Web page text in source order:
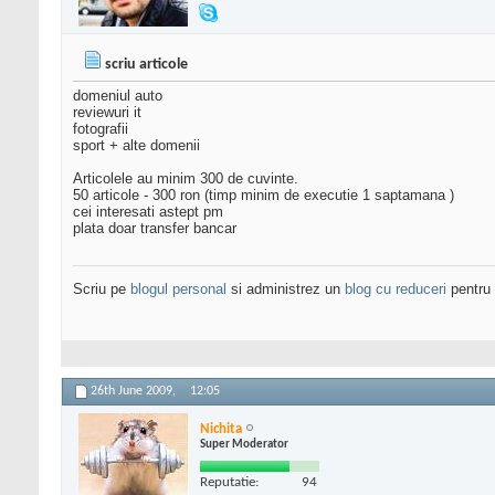
scriu articole
domeniul auto
reviewuri it
fotografii
sport + alte domenii
Articolele au minim 300 de cuvinte.
50 articole - 300 ron (timp minim de executie 1 saptamana )
cei interesati astept pm
plata doar transfer bancar
Scriu pe blogul personal si administrez un blog cu reduceri pentru
26th June 2009, 12:05
Nichita
Super Moderator
Reputatie: 94